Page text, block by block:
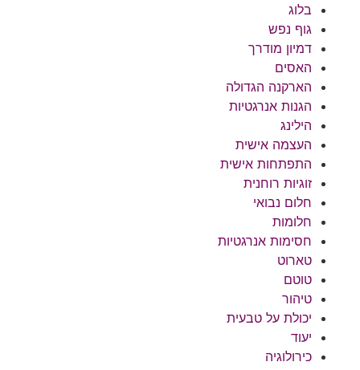
בלוג
גוף נפש
דמיון מודרך
האסים
הארקנה הגדולה
הגנות אנרגטיות
הילינג
העצמה אישית
התפתחות אישית
זוגיות רוחנית
חלום נבואי
חלומות
חסימות אנרגטיות
טארוט
טוטם
טיהור
יכולת על טבעית
יעוד
כירולוגיה